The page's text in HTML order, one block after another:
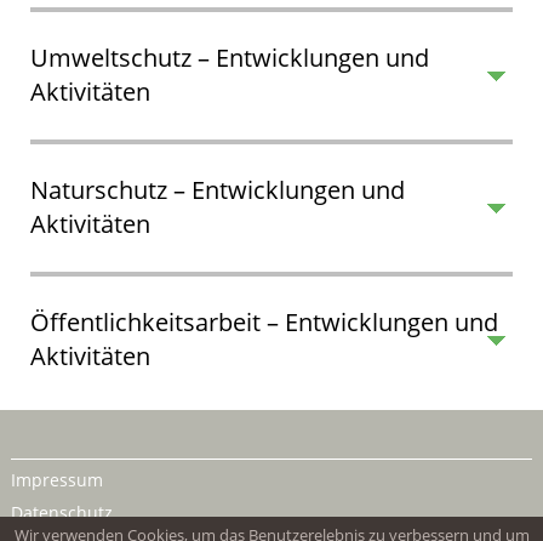
Wir verwenden Cookies, um das Benutzerelebnis zu verbessern und um
Umweltschutz – Entwicklungen und
Aktivitäten
Naturschutz – Entwicklungen und
Aktivitäten
Öffentlichkeitsarbeit – Entwicklungen und
Aktivitäten
Impressum
Datenschutz